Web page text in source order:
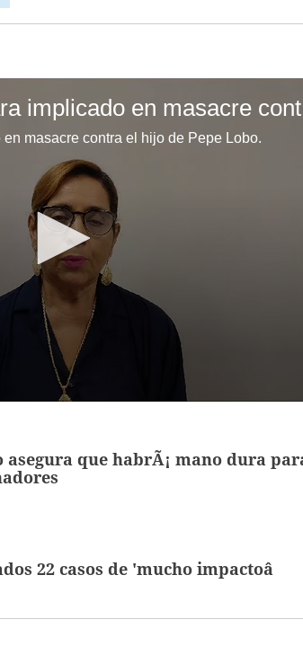
masacre contra el hijo de Pepe Lobo.
asegura que habrÃ¡ mano dura
22 casos de 'mucho impactoâ